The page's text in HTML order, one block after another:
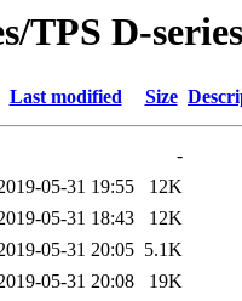
TPS D-series
Last modified Size
-
05-31 19:55
12K
05-31 18:43
12K
05-31 20:05 5.1K
05-31 20:08
19K